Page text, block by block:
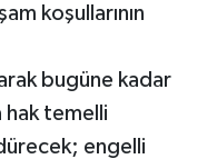
koşullarının
bugüne kadar
hak temelli
engelli